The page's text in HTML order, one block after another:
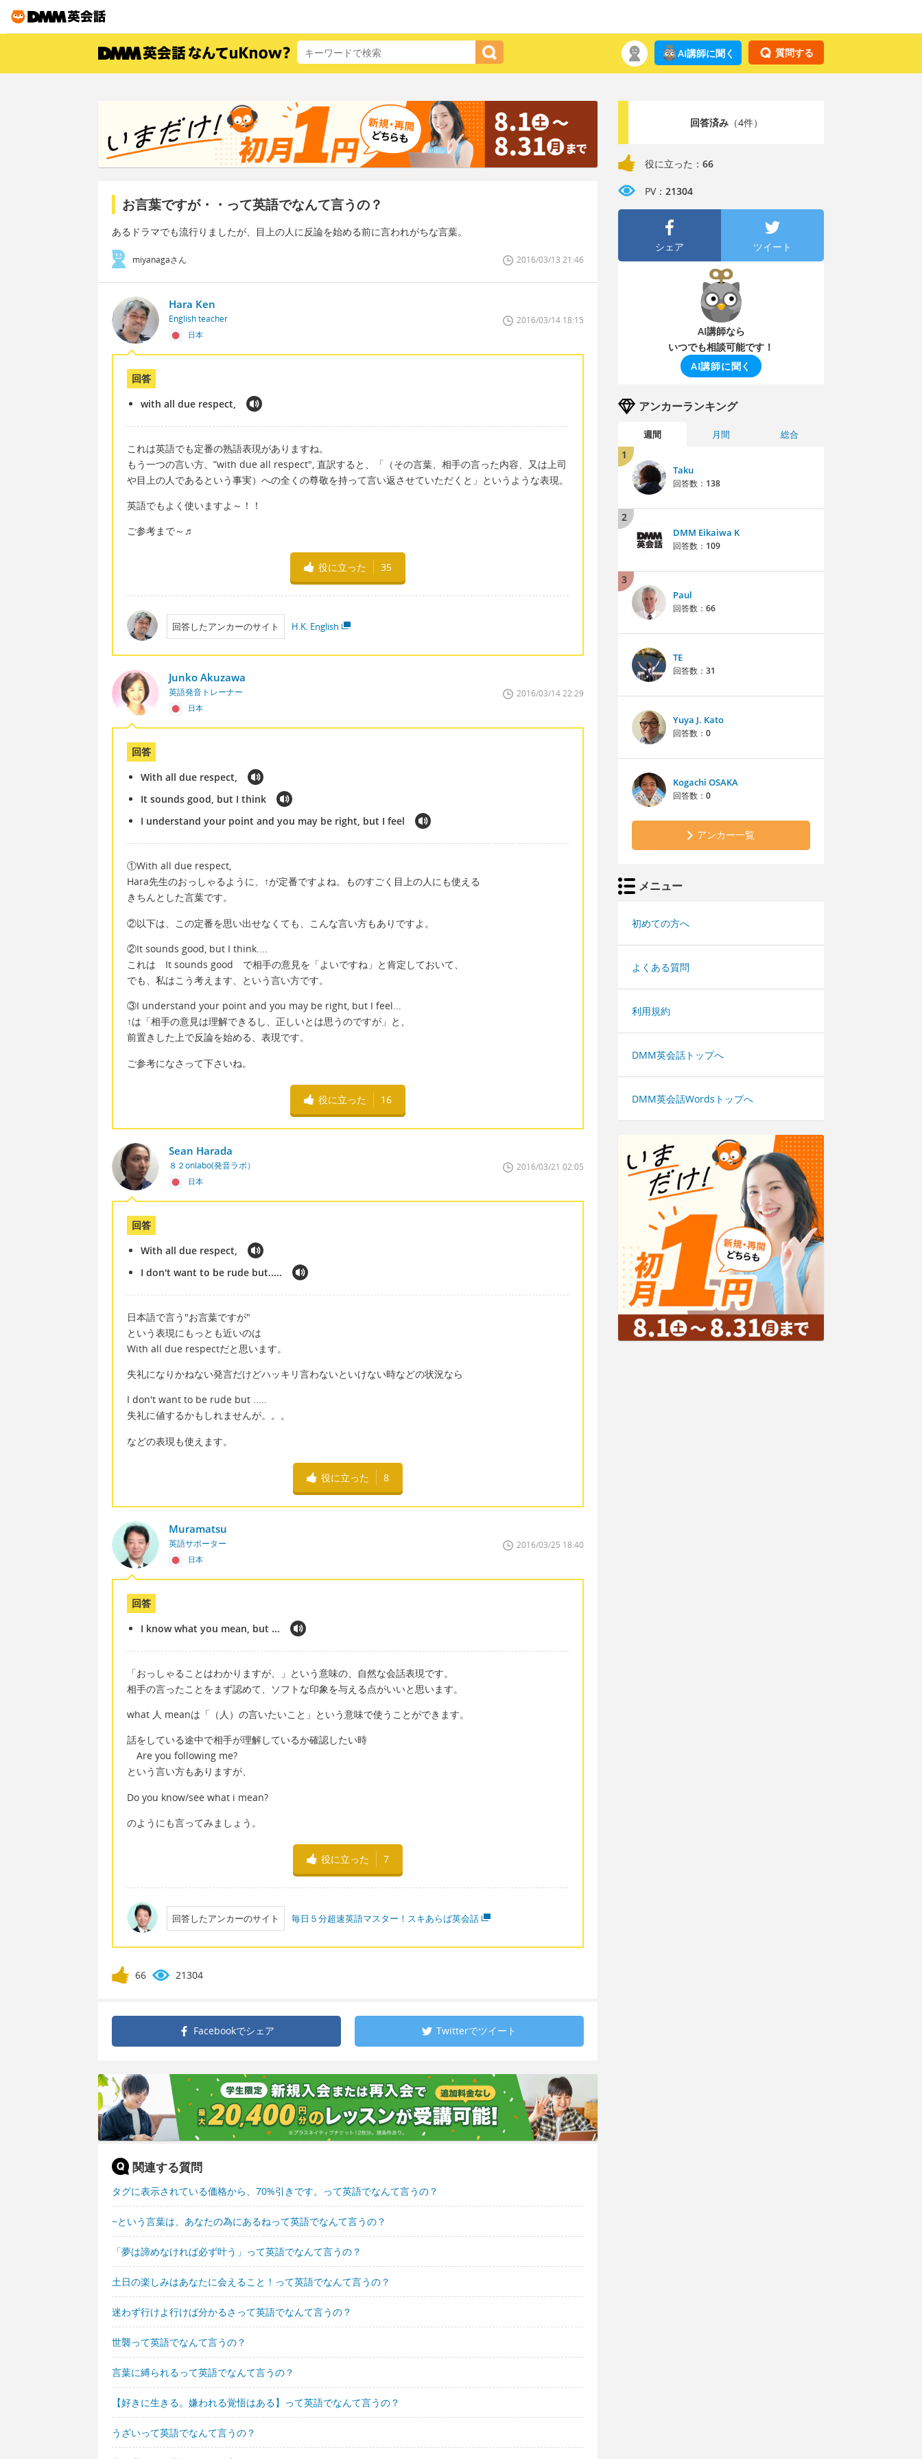
質問する
AI講師に聞く
お言葉ですが・・って英語でなんて言うの？
あるドラマでも流行りましたが、目上の人に反論を始める前に言われがちな言葉。
miyanagaさん 2016/03/13 21:46
Hara Ken
English teacher
日本
2016/03/14 18:15
回答
with all due respect,
これは英語でも定番の熟語表現がありますね。
もう一つの言い方、”with due all respect", 直訳すると、「（その言葉、相手の言った内容、又は上司
や目上の人であるという事実）への全くの尊敬を持って言い返させていただくと」というような表現。
英語でもよく使いますよ～！！
ご参考まで～♬
役に立った 35
回答したアンカーのサイト H.K. English
Junko Akuzawa
英語発音トレーナー
日本
2016/03/14 22:29
回答
With all due respect,
It sounds good, but I think
I understand your point and you may be right, but I feel
①With all due respect,
Hara先生のおっしゃるように、↑が定番ですよね。ものすごく目上の人にも使える
きちんとした言葉です。
②以下は、この定番を思い出せなくても、こんな言い方もありですよ。
②It sounds good, but I think....
これは It sounds good で相手の意見を「よいですね」と肯定しておいて、
でも、私はこう考えます、という言い方です。
③I understand your point and you may be right, but I feel...
↑は「相手の意見は理解できるし、正しいとは思うのですが」と、
前置きした上で反論を始める、表現です。
ご参考になさって下さいね。
役に立った 16
Sean Harada
８２onlabo(発音ラボ）
日本
2016/03/21 02:05
回答
With all due respect,
I don't want to be rude but.....
日本語で言う"お言葉ですが"
という表現にもっとも近いのは
With all due respectだと思います。
失礼になりかねない発言だけどハッキリ言わないといけない時などの状況なら
I don't want to be rude but .....
失礼に値するかもしれませんが。。。
などの表現も使えます。
役に立った 8
Muramatsu
英語サポーター
日本
2016/03/25 18:40
回答
I know what you mean, but ...
「おっしゃることはわかりますが、」という意味の、自然な会話表現です。
相手の言ったことをまず認めて、ソフトな印象を与える点がいいと思います。
what 人 meanは「（人）の言いたいこと」という意味で使うことができます。
話をしている途中で相手が理解しているか確認したい時
Are you following me?
という言い方もありますが、
Do you know/see what i mean?
のようにも言ってみましょう。
役に立った 7
回答したアンカーのサイト 毎日５分超速英語マスター！スキあらば英会話
66 21304
Facebookでシェア Twitterでツイート
関連する質問
タグに表示されている価格から、70%引きです。って英語でなんて言うの？
~という言葉は、あなたの為にあるねって英語でなんて言うの？
「夢は諦めなければ必ず叶う」って英語でなんて言うの？
土日の楽しみはあなたに会えること！って英語でなんて言うの？
迷わず行けよ行けば分かるさって英語でなんて言うの？
世襲って英語でなんて言うの？
言葉に縛られるって英語でなんて言うの？
【好きに生きる。嫌われる覚悟はある】って英語でなんて言うの？
うざいって英語でなんて言うの？
回答済み（4件）
役に立った： 66
PV： 21304
シェア ツイート
AI講師なら
いつでも相談可能です！
AI講師に聞く
アンカーランキング
週間 月間 総合
1
Taku
回答数： 138
2
DMM Eikaiwa K
回答数： 109
3
Paul
回答数： 66
TE
回答数： 31
Yuya J. Kato
回答数： 0
Kogachi OSAKA
回答数： 0
アンカー一覧
メニュー
初めての方へ
よくある質問
利用規約
DMM英会話トップへ
DMM英会話Wordsトップへ